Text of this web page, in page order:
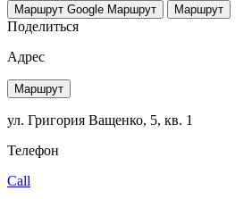
Маршрут Google Маршрут Маршрут
Поделиться
Адрес
Маршрут
ул. Григория Ващенко, 5, кв. 1
Телефон
Call